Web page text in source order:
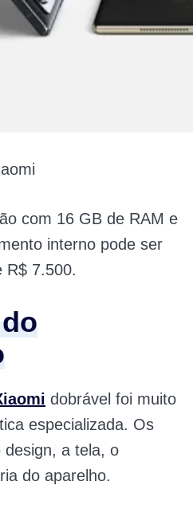
com 16 GB de RAM e
interno pode ser
R$ 7.500.
dobrável foi muito
especializada. Os
design, a tela, o
do aparelho.